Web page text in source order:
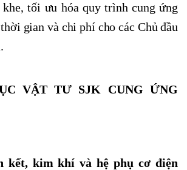
tối ưu hóa quy trình cung ứng
gian và chi phí cho các Chủ đầu
VẬT TƯ SJK CUNG ỨNG
kết, kim khí và hệ phụ cơ điện